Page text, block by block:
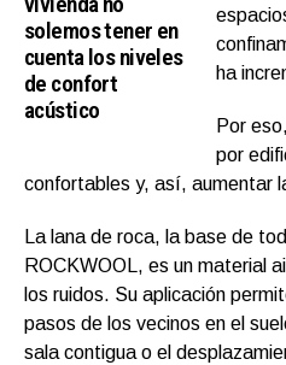
solemos tener en
cuenta los niveles
de confort
acústico
ha
Por
por
confortables y, así, aumentar
La lana de roca, la base de
ROCKWOOL, es un material
los ruidos. Su aplicación
pasos de los vecinos en el
sala contigua o el